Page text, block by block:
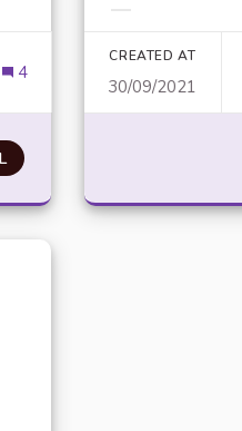
CHAUDE
4
DES DISTRIBUTEURS D'EAU
CREATED AT
30/09/2021